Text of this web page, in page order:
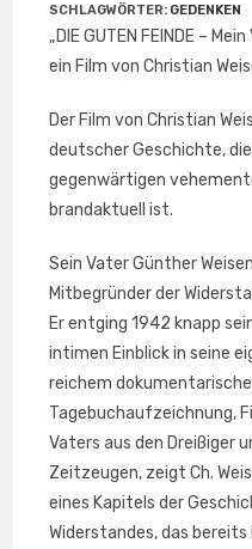
SCHLAGWÖRTER: GEDENKEN
„DIE GUTEN FEINDE –
ein Film von Christian
Der Film von Christian
deutscher Geschichte,
gegenwärtigen
brandaktuell ist.
Sein Vater Günther
Mitbegründer der
Er entging 1942 knapp
intimen Einblick in seine
reichem
Tagebuchaufzeichnung,
Vaters aus den Dreißiger
Zeitzeugen, zeigt Ch.
eines Kapitels der
Widerstandes, das